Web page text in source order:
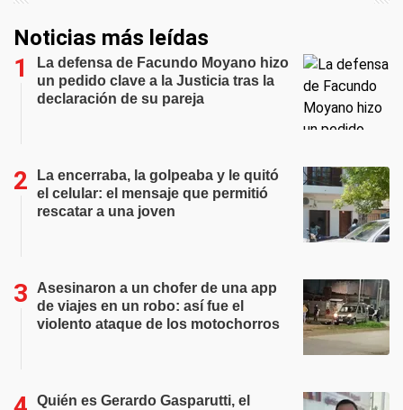
Noticias más leídas
La defensa de Facundo Moyano hizo
un pedido clave a la Justicia tras la
declaración de su pareja
La encerraba, la golpeaba y le quitó
el celular: el mensaje que permitió
rescatar a una joven
Asesinaron a un chofer de una app
de viajes en un robo: así fue el
violento ataque de los motochorros
Quién es Gerardo Gasparutti, el